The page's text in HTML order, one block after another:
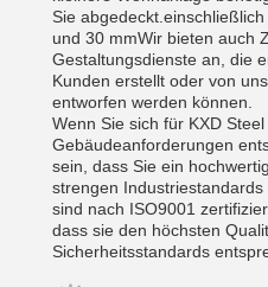
Sie
und 30 mmWir bieten auch
Gestaltungsdienste an, die
Kunden erstellt oder von
entworfen werden können.
Wenn Sie sich für KXD
Gebäudeanforderungen
sein, dass Sie ein
strengen
sind nach ISO9001
dass sie den höchsten
Sicherheitsstandards